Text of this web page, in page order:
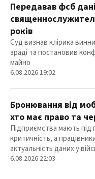
Передавав фсб
років
Суд визнав клірика
зраді та постановив
майно
6.08.2026 19:02
Бронювання від
хто має право та
Підприємства мають
критичність, а
актуальність даних у
6.08.2026 22:03